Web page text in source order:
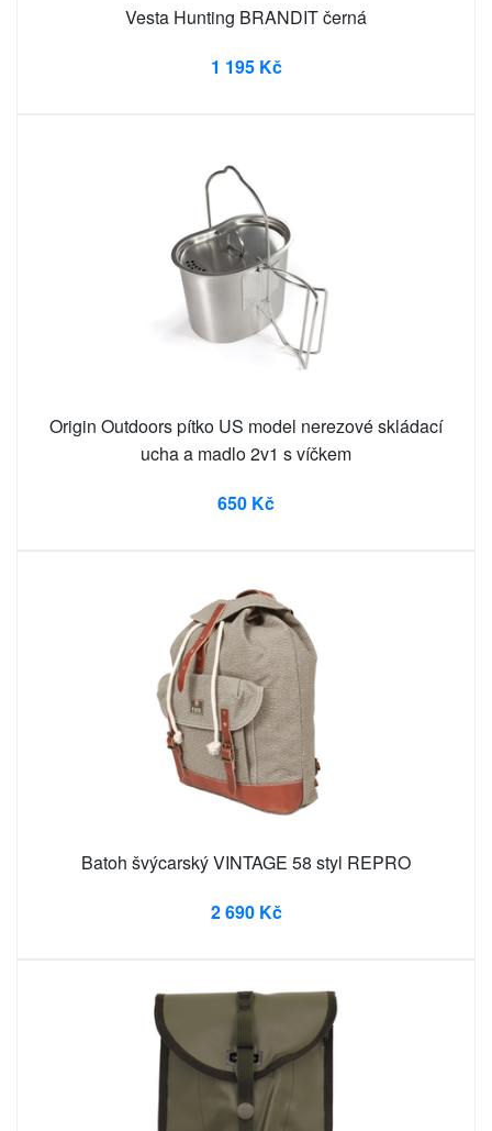
Vesta Hunting BRANDIT černá
1 195 Kč
Origin Outdoors pítko US model nerezové skládací
ucha a madlo 2v1 s víčkem
650 Kč
Batoh švýcarský VINTAGE 58 styl REPRO
2 690 Kč